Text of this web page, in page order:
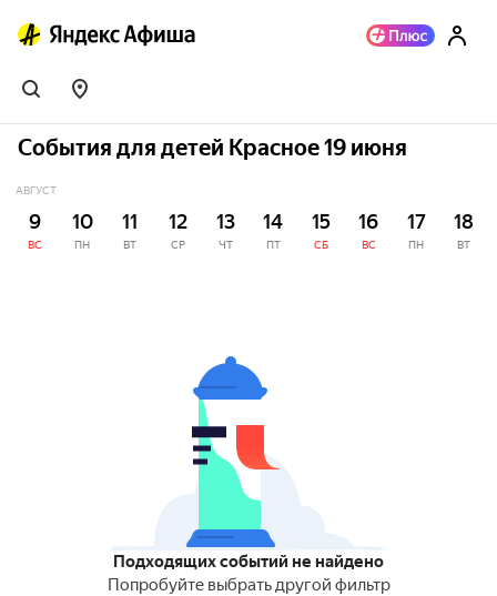
События для детей Красное 19 июня
АВГУСТ
9
ВС
10
ПН
11
ВТ
12
СР
13
ЧТ
14
ПТ
15
СБ
16
ВС
17
ПН
18
ВТ
Подходящих событий не найдено
Попробуйте выбрать другой фильтр